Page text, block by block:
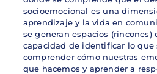
socioemocional es una
aprendizaje y la vida en
se generan espacios (rincones)
capacidad de identificar lo que
comprender cómo nuestras
que hacemos y aprender a